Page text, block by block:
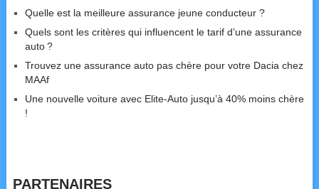
Quelle est la meilleure assurance jeune conducteur ?
Quels sont les critères qui influencent le tarif d’une assurance
auto ?
Trouvez une assurance auto pas chère pour votre Dacia chez
MAAf
Une nouvelle voiture avec Elite-Auto jusqu’à 40% moins chère
!
PARTENAIRES